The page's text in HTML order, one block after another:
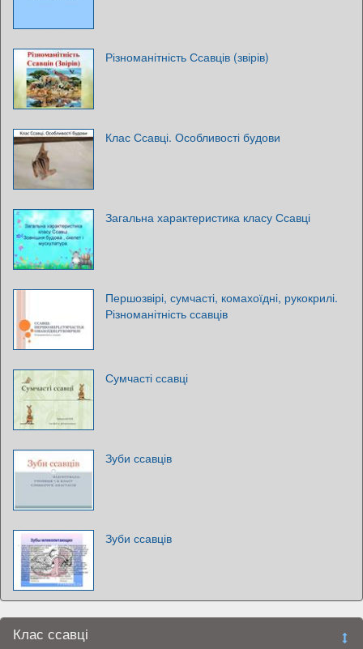
Різноманітність Ссавців (звірів)
Клас Ссавці. Особливості будови
Загальна характеристика класу Ссавці
Першозвірі, сумчасті, комахоїдні, рукокрилі.
Різноманітність ссавців
Сумчасті ссавці
Зуби ссавців
Зуби ссавців
Клас ссавці